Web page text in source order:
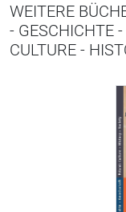
WEITERE
- GESCHICHTE
CULTURE -